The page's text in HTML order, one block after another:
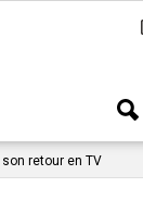
retour en TV